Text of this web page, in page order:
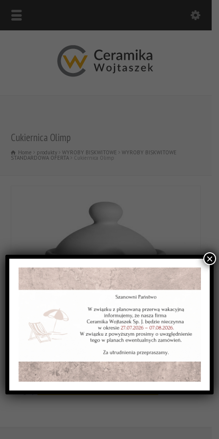
Cukiernica Olimp
Home produkty WYROBY BISKWITOWE WYROBY BISKWITOWE
STANDARDOWA OFERTA Cukiernica Olimp
Category: WYROBY BISKWITOWE STANDARDOWA OFERTA
×